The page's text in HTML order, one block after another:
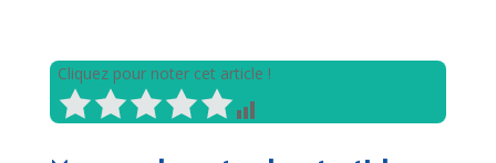
Cliquez pour noter cet article !